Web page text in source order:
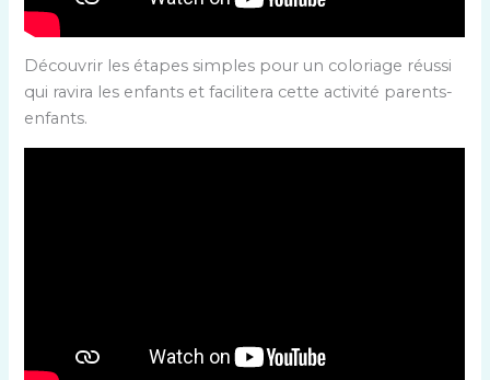
Découvrir les étapes simples pour un coloriage réussi
qui ravira les enfants et facilitera cette activité parents-
enfants.